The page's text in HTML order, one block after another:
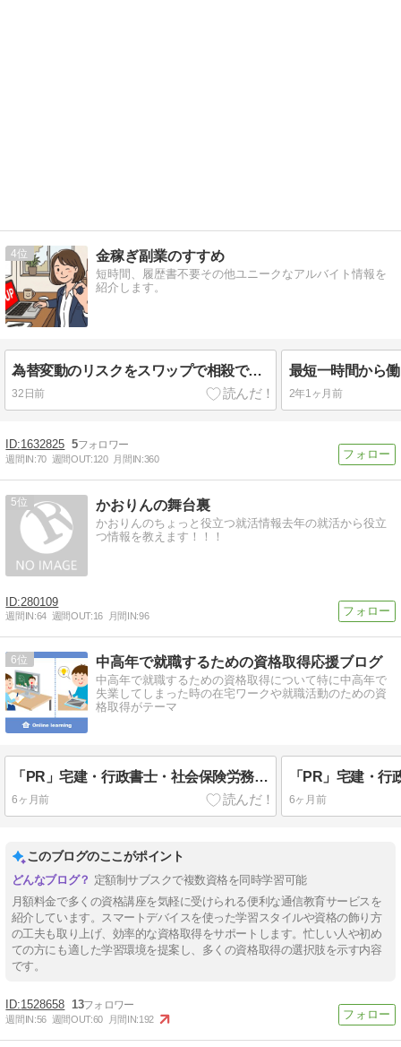
4 金稼ぎ副業のすすめ
短時間、履歴書不要その他ユニークなアルバイト情報を
紹介します。
為替変動のリスクをスワップで相殺できるFX最強ペアスイスフラン×トルコリラ
32日前 2年1ヶ月前
1632825 5
週間IN:70 週間OUT:120 月間IN:360
5 かおりんの舞台裏
かおりんのちょっと役立つ就活情報去年の就活から役立
つ情報を教えます！！！
280109
週間IN:64 週間OUT:16 月間IN:96
6 中高年で就職するための資格取得応援ブログ
中高年で就職するための資格取得について特に中高年で
失業してしまった時の在宅ワークや就職活動のための資
格取得がテーマ
「PR」宅建・行政書士・社会保険労務士・FP2等が月々1628円のサブスクでスマホで学べる
6ヶ月前 6ヶ月前
このブログのここがポイント
定額制サブスクで複数資格を同時学習可能
月額料金で多くの資格講座を気軽に受けられる便利な通信教育サービスを
紹介しています。スマートデバイスを使った学習スタイルや資格の飾り方
の工夫も取り上げ、効率的な資格取得をサポートします。忙しい人や初め
ての方にも適した学習環境を提案し、多くの資格取得の選択肢を示す内容
です。
1528658 13
週間IN:56 週間OUT:60 月間IN:192